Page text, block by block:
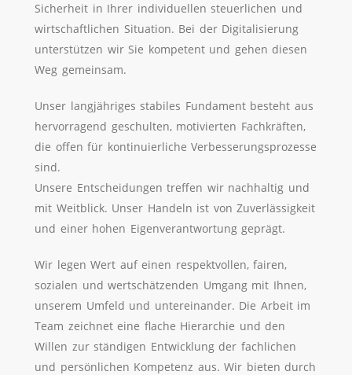
Sicherheit in Ihrer individuellen steuerlichen und
wirtschaftlichen Situation. Bei der Digitalisierung
unterstützen wir Sie kompetent und gehen diesen
Weg gemeinsam.
Unser langjähriges stabiles Fundament besteht aus
hervorragend geschulten, motivierten Fachkräften,
die offen für kontinuierliche Verbesserungsprozesse
sind.
Unsere Entscheidungen treffen wir nachhaltig und
mit Weitblick. Unser Handeln ist von Zuverlässigkeit
und einer hohen Eigenverantwortung geprägt.
Wir legen Wert auf einen respektvollen, fairen,
sozialen und wertschätzenden Umgang mit Ihnen,
unserem Umfeld und untereinander. Die Arbeit im
Team zeichnet eine flache Hierarchie und den
Willen zur ständigen Entwicklung der fachlichen
und persönlichen Kompetenz aus. Wir bieten durch